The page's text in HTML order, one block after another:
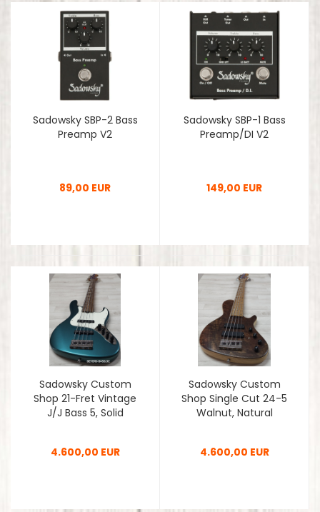
Sadowsky SBP-2 Bass
Preamp V2
89,00 EUR
Sadowsky SBP-1 Bass
Preamp/DI V2
149,00 EUR
Sadowsky Custom
Shop 21-Fret Vintage
J/J Bass 5, Solid
4.600,00 EUR
Sadowsky Custom
Shop Single Cut 24-5
Walnut, Natural
4.600,00 EUR